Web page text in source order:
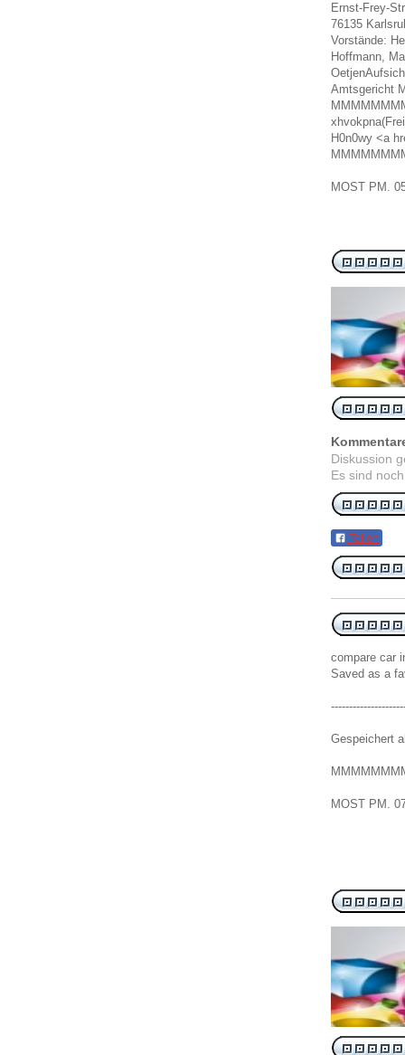
Ernst-Frey-
76135
Vorstände:
Hoffmann,
Amtsgericht
H0n0wy <a
MOST PM.
Diskussion
Es sind
Teilen
compare car
Saved as a
Gespeichert
MOST PM.